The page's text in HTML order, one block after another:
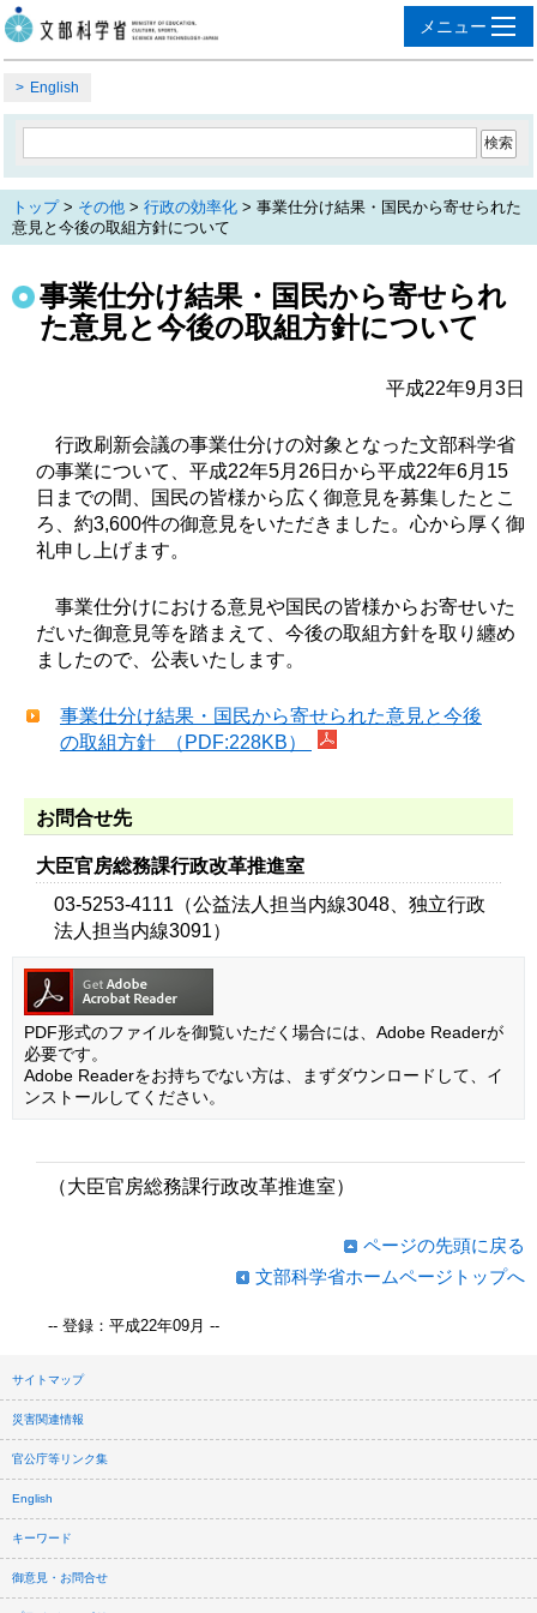
English
トップ> その他 > 行政の効率化 > 事業仕分け結果・国民から寄せられた
意見と今後の取組方針について
事業仕分け結果・国民から寄せられ
た意見と今後の取組方針について
平成22年9月3日
行政刷新会議の事業仕分けの対象となった文部科学省
の事業について、平成22年5月26日から平成22年6月15
日までの間、国民の皆様から広く御意見を募集したとこ
ろ、約3,600件の御意見をいただきました。心から厚く御
礼申し上げます。
事業仕分けにおける意見や国民の皆様からお寄せいた
だいた御意見等を踏まえて、今後の取組方針を取り纏め
ましたので、公表いたします。
事業仕分け結果・国民から寄せられた意見と今後
の取組方針 （PDF:228KB）
お問合せ先
大臣官房総務課行政改革推進室
03-5253-4111（公益法人担当内線3048、独立行政
法人担当内線3091）
PDF形式のファイルを御覧いただく場合には、Adobe Readerが
必要です。
Adobe Readerをお持ちでない方は、まずダウンロードして、イ
ンストールしてください。
（大臣官房総務課行政改革推進室）
ページの先頭に戻る
文部科学省ホームページトップへ
-- 登録：平成22年09月 --
サイトマップ
災害関連情報
官公庁等リンク集
English
キーワード
御意見・お問合せ